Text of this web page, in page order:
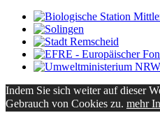
Indem Sie sich weiter auf dieser
Gebrauch von Cookies zu. mehr